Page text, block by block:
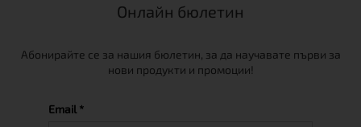
Онлайн бюлетин
Абонирайте се за нашия бюлетин, за да научавате първи за
нови продукти и промоции!
Email *